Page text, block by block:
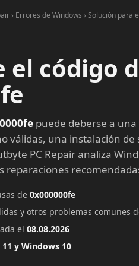
› Errores de Windows › Solución
el código
puede deberse a
válidas, una instalación
PC Repair analiza
reparaciones
de 0x000000fe
y otros problemas comunes
el 08.08.2026
y Windows 10